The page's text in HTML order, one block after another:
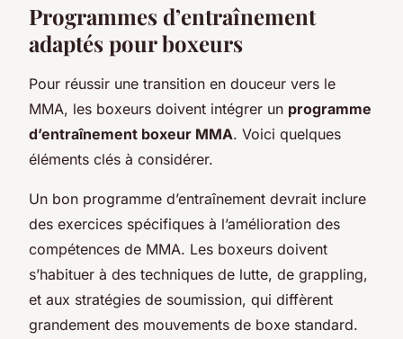
Programmes d’entraînement
adaptés pour boxeurs
Pour réussir une transition en douceur vers le
MMA, les boxeurs doivent intégrer un programme
d’entraînement boxeur MMA. Voici quelques
éléments clés à considérer.
Un bon programme d’entraînement devrait inclure
des exercices spécifiques à l’amélioration des
compétences de MMA. Les boxeurs doivent
s’habituer à des techniques de lutte, de grappling,
et aux stratégies de soumission, qui diffèrent
grandement des mouvements de boxe standard.